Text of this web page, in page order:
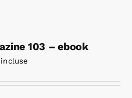
103 – ebook